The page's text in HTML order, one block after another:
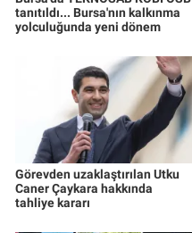
tanıtıldı... Bursa'nın kalkınma
yolculuğunda yeni dönem
Görevden uzaklaştırılan Utku
Caner Çaykara hakkında
tahliye kararı